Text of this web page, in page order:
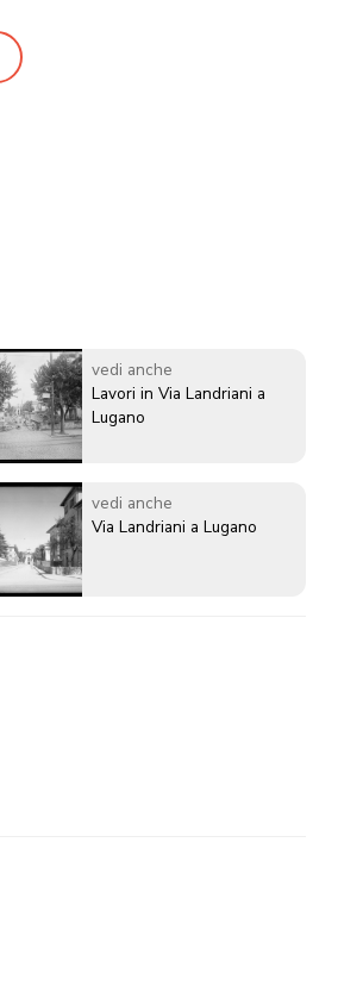
vedi anche
Lavori in Via Landriani a
Lugano
vedi anche
Via Landriani a Lugano